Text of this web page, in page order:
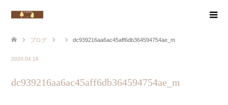
ブログ dc939216aa6ac45aff6db364594754ae_m
2020.04.16
dc939216aa6ac45aff6db364594754ae_m